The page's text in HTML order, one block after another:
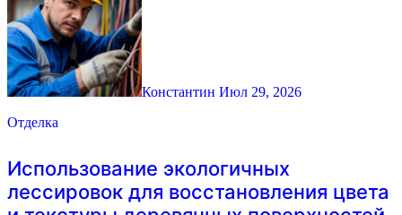
Константин Июл 29, 2026
Отделка
Использование экологичных
лессировок для восстановления цвета